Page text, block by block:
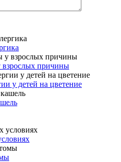
причины
у детей на цветение